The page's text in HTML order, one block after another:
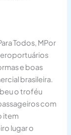
Todos, MPor
e boas
brasileira.
o troféu
com
item
lugar o